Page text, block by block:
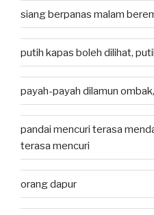
siang berpanas malam
putih kapas boleh dilihat,
payah-payah dilamun
pandai mencuri terasa
terasa mencuri
orang dapur